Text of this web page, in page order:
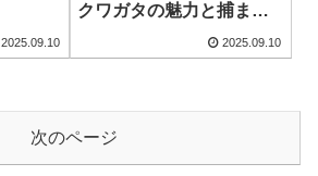
2025.09.10
クワガタの魅力と捕まえ
2025.09.10
次のページ